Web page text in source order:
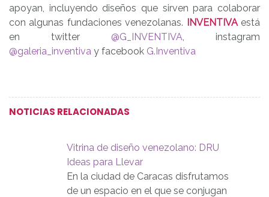
apoyan, incluyendo diseños que sirven para colaborar
con algunas fundaciones venezolanas. INVENTIVAestá
en twitter @G_INVENTIVA , instagram
@galeria_inventiva y facebook G.Inventiva
NOTICIAS RELACIONADAS
Vitrina de diseño venezolano: DRU
Ideas para Llevar
En la ciudad de Caracas disfrutamos
de un espacio en el que se conjugan